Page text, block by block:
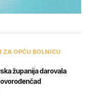
ZA OPĆU BOLNICU
županija darovala